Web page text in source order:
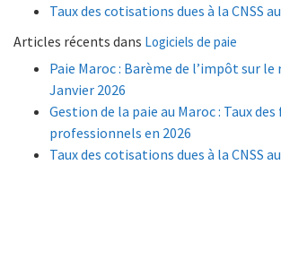
Taux des cotisations dues à la CNSS
Articles récents dans Logiciels de paie
Paie Maroc : Barème de l’impôt sur le
Janvier 2026
Gestion de la paie au Maroc : Taux des
professionnels en 2026
Taux des cotisations dues à la CNSS